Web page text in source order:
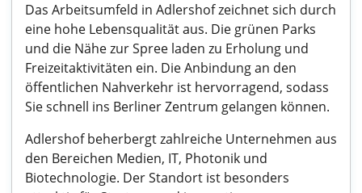
Das Arbeitsumfeld in Adlershof zeichnet sich durch
eine hohe Lebensqualität aus. Die grünen Parks
und die Nähe zur Spree laden zu Erholung und
Freizeitaktivitäten ein. Die Anbindung an den
öffentlichen Nahverkehr ist hervorragend, sodass
Sie schnell ins Berliner Zentrum gelangen können.
Adlershof beherbergt zahlreiche Unternehmen aus
den Bereichen Medien, IT, Photonik und
Biotechnologie. Der Standort ist besonders